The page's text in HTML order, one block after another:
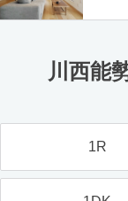
川西能
1R